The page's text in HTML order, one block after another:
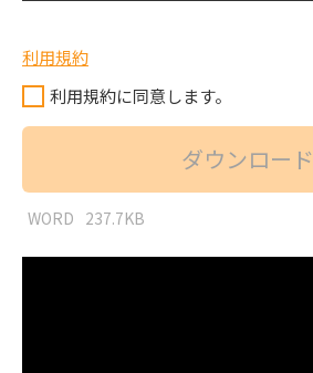
利用規約
利用規約に同意します。
ダウンロード
WORD 237.7KB